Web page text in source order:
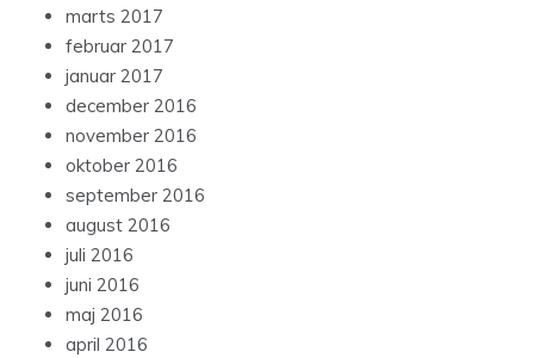
marts 2017
februar 2017
januar 2017
december 2016
november 2016
oktober 2016
september 2016
august 2016
juli 2016
juni 2016
maj 2016
april 2016